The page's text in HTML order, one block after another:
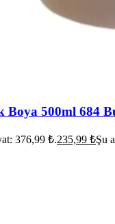
500ml 684
376,99 ₺.235,99 ₺Şu